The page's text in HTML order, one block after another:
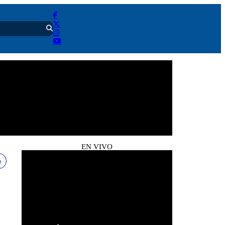
EN VIVO